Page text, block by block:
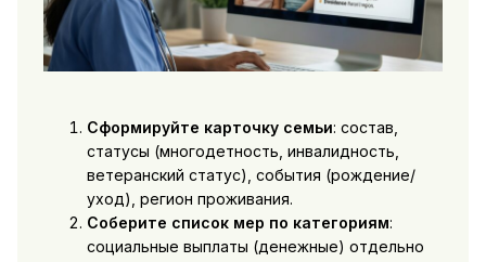
Сформируйте карточку семьи: состав,
статусы (многодетность, инвалидность,
ветеранский статус), события (рождение/
уход), регион проживания.
Соберите список мер по категориям:
социальные выплаты (денежные) отдельно